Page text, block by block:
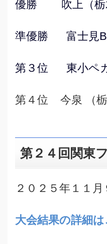
優勝 吹上（栃
準優勝 富士見
第３位 東小ペ
第４位 今泉 （
第２４回関東
２０２５年１１
大会結果の詳細